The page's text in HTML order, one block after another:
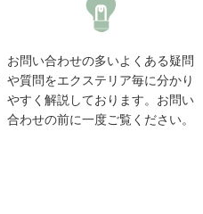
お問い合わせの多いよくある疑問
や質問をエクステリア毎に分かり
やすく解説しております。お問い
合わせの前に一度ご覧ください。